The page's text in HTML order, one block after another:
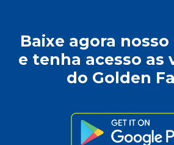
Baixe agora
e tenha acesso as
do Golden